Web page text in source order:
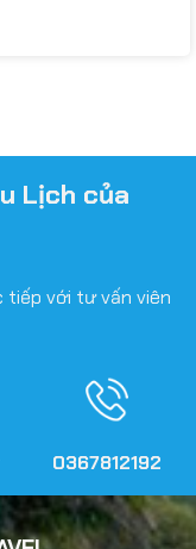
Lịch của
tiếp với tư vấn viên
0367812192